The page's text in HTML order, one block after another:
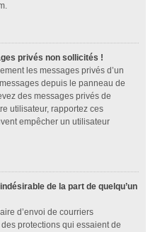
privés non sollicités !
les messages privés d’un
depuis le panneau de
des messages privés de
utilisateur, rapportez ces
empêcher un utilisateur
de la part de quelqu’un
d’envoi de courriers
protections qui essaient de